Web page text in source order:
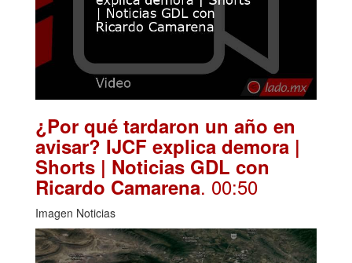
¿Por qué tardaron un año en
avisar? IJCF explica demora |
Shorts | Noticias GDL con
Ricardo Camarena. 00:50
Imagen Noticias